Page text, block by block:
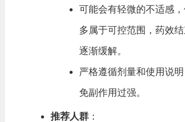
可能会有轻微的不适感
多属于可控范围，药效
逐渐缓解。
严格遵循剂量和使用说
免副作用过强。
推荐人群：